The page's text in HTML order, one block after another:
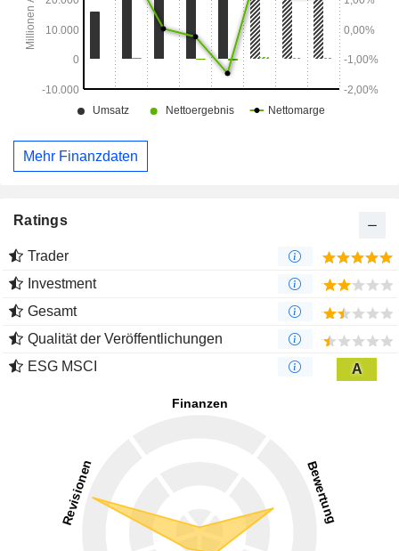
Mehr Finanzdaten
Ratings
Trader
Investment
Gesamt
Qualität der Veröffentlichungen
ESG MSCI
A